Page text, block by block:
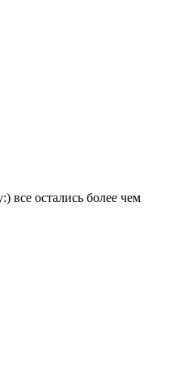
все остались более чем